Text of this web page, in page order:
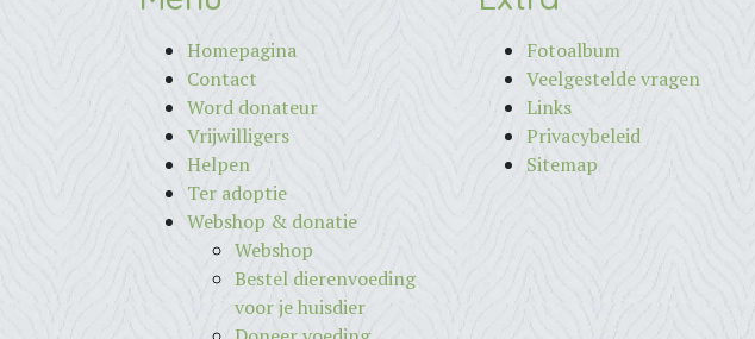
Homepagina
Contact
Word donateur
Vrijwilligers
Helpen
Ter adoptie
Webshop & donatie
Webshop
Bestel dierenvoeding
voor je huisdier
Fotoalbum
Veelgestelde vragen
Links
Privacybeleid
Sitemap